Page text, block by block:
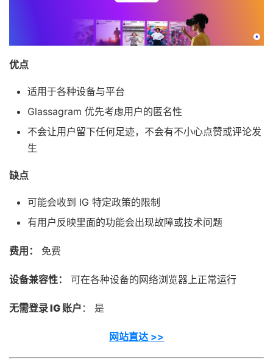
优点
适用于各种设备与平台
Glassagram 优先考虑用户的匿名性
不会让用户留下任何足迹，不会有不小心点赞或评论发
生
缺点
可能会收到 IG 特定政策的限制
有用户反映里面的功能会出现故障或技术问题
费用： 免费
设备兼容性： 可在各种设备的网络浏览器上正常运行
无需登录 IG 账户 ： 是
网站直达 >>